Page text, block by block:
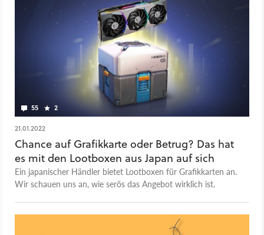
55 2
21.01.2022
Chance auf Grafikkarte oder Betrug? Das hat
es mit den Lootboxen aus Japan auf sich
Ein japanischer Händler bietet Lootboxen für Grafikkarten an.
Wir schauen uns an, wie serös das Angebot wirklich ist.